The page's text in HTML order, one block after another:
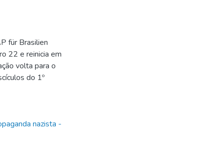
für Brasilien
22 e reinicia em
volta para o
do 1º
nazista -